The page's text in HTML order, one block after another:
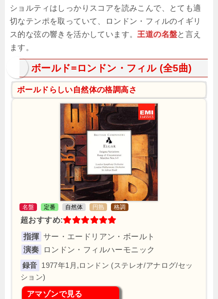
ショルティはしっかりスコアを読みこんで、とても適
切なテンポを取っていて、ロンドン・フィルのイギリ
ス的な弦の響きを活かしています。 王道の名盤と言え
ます。
ボールド=ロンドン・フィル (全5曲)
ボールドらしい自然体の格調高さ
名盤 定番 自然体 円熟 格調
超おすすめ:
指揮 サー・エードリアン・ボールト
演奏
ロンドン・フィルハーモニック
1977年1月,ロンドン (ステレオ/アナログ/セッ
ション)
アマゾンで見る